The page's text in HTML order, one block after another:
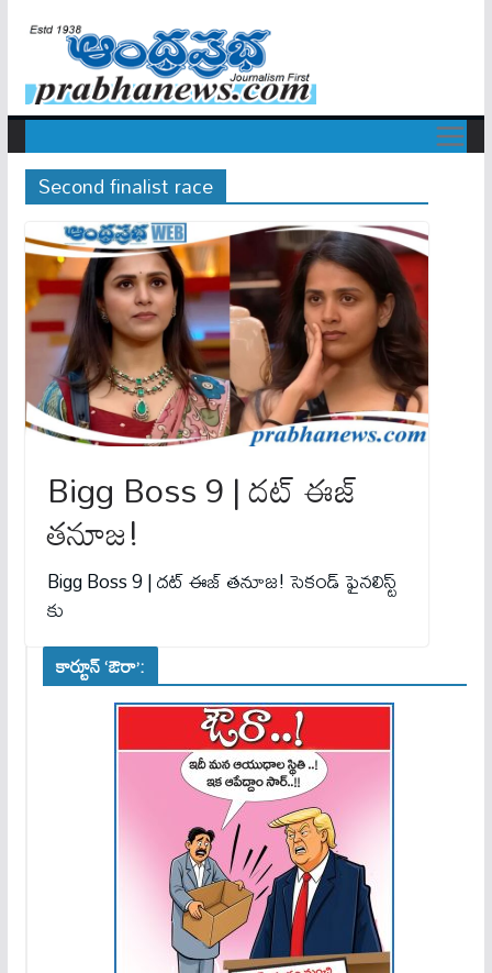
Second finalist race
Bigg Boss 9 | ద‌ట్ ఈజ్
తనూజ‌!
Bigg Boss 9 | ద‌ట్ ఈజ్ తనూజ‌! సెకండ్ ఫైన‌లిస్ట్
కు
కార్టూన్ ‘ఔరా’: